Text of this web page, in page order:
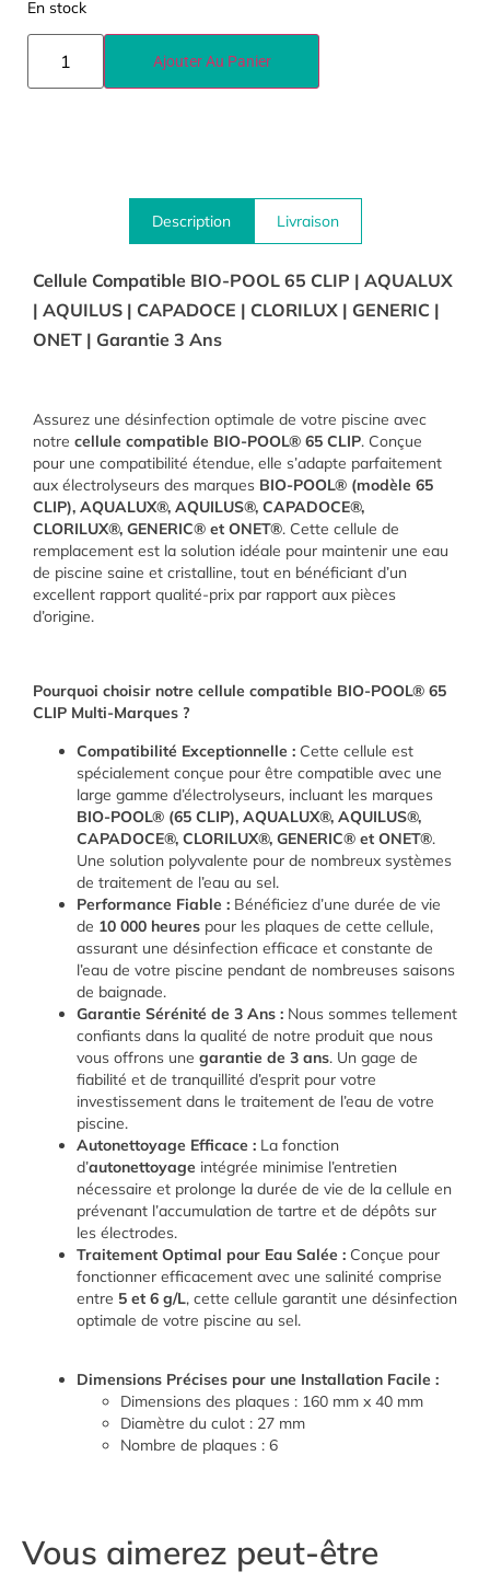
En stock
Ajouter Au Panier
Description Livraison
Cellule Compatible BIO-POOL 65 CLIP | AQUALUX
| AQUILUS | CAPADOCE | CLORILUX | GENERIC |
ONET | Garantie 3 Ans
Assurez une désinfection optimale de votre piscine avec
notre cellule compatible BIO-POOL® 65 CLIP. Conçue
pour une compatibilité étendue, elle s’adapte parfaitement
aux électrolyseurs des marques BIO-POOL® (modèle 65
CLIP), AQUALUX®, AQUILUS®, CAPADOCE®,
CLORILUX®, GENERIC® et ONET®. Cette cellule de
remplacement est la solution idéale pour maintenir une eau
de piscine saine et cristalline, tout en bénéficiant d’un
excellent rapport qualité-prix par rapport aux pièces
d’origine.
Pourquoi choisir notre cellule compatible BIO-POOL® 65
CLIP Multi-Marques ?
Compatibilité Exceptionnelle : Cette cellule est
spécialement conçue pour être compatible avec une
large gamme d’électrolyseurs, incluant les marques
BIO-POOL® (65 CLIP), AQUALUX®, AQUILUS®,
CAPADOCE®, CLORILUX®, GENERIC® et ONET®.
Une solution polyvalente pour de nombreux systèmes
de traitement de l’eau au sel.
Performance Fiable : Bénéficiez d’une durée de vie
de 10 000 heures pour les plaques de cette cellule,
assurant une désinfection efficace et constante de
l’eau de votre piscine pendant de nombreuses saisons
de baignade.
Garantie Sérénité de 3 Ans : Nous sommes tellement
confiants dans la qualité de notre produit que nous
vous offrons une garantie de 3 ans. Un gage de
fiabilité et de tranquillité d’esprit pour votre
investissement dans le traitement de l’eau de votre
piscine.
Autonettoyage Efficace : La fonction
d’autonettoyage intégrée minimise l’entretien
nécessaire et prolonge la durée de vie de la cellule en
prévenant l’accumulation de tartre et de dépôts sur
les électrodes.
Traitement Optimal pour Eau Salée : Conçue pour
fonctionner efficacement avec une salinité comprise
entre 5 et 6 g/L, cette cellule garantit une désinfection
optimale de votre piscine au sel.
Dimensions Précises pour une Installation Facile :
Dimensions des plaques : 160 mm x 40 mm
Diamètre du culot : 27 mm
Nombre de plaques : 6
Vous aimerez peut-être